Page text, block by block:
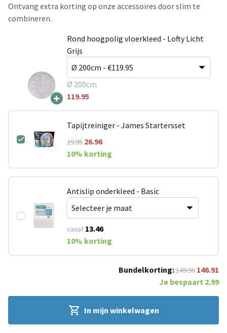
Ontvang extra korting op onze accessoires door slim te
combineren.
+
Rond hoogpolig vloerkleed - Lofty Licht
Grijs
Ø 200cm
119.95
Tapijtreiniger - James Startersset
29.9526.96
10% korting
Antislip onderkleed - Basic
vanaf 13.46
10% korting
Bundelkorting:149.90 146.91
Je bespaart 2.99
In mijn winkelwagen